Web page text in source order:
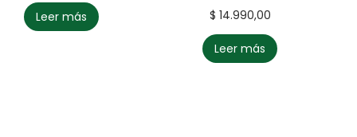
Leer más
$ 14.990,00
Leer más